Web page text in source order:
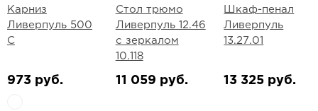
Карниз
Ливерпуль 500
С
973 руб.
Стол трюмо
Ливерпуль 12.46
с зеркалом
10.118
11 059 руб.
Шкаф-пенал
Ливерпуль
13.27.01
13 325 руб.